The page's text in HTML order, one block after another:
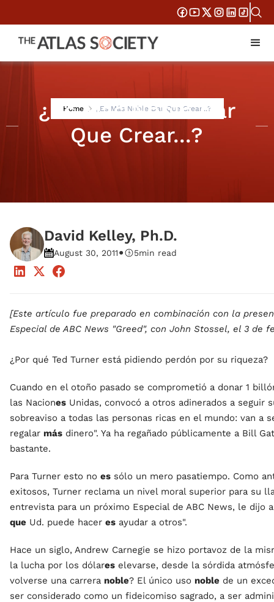
Home ¿Es Más Noble Dar Que Crear...?
¿Es Más Noble Dar
Que Crear...?
David Kelley, Ph.D.
August 30, 2011• 5min read
[Este artículo fue preparado en combinación con la
Especial de ABC News "Greed", con John Stossel, el 3 de
¿Por qué Ted Turner está pidiendo perdón por su riqueza?
Cuando en el otoño pasado se comprometió a donar 1
las Naciones Unidas, convocó a otros adinerados a seguir
sobreaviso a todas las personas ricas en el mundo: van a
regalar más dinero". Ya ha regañado públicamente a Bill Gat
bastante.
Para Turner esto no es sólo un mero pasatiempo. Como
exitosos, Turner reclama un nivel moral superior para su
entrevista para un próximo Especial de ABC News, le dijo
que Ud. puede hacer es ayudar a otros".
Hace un siglo, Andrew Carnegie se hizo portavoz de la
la lucha por los dólares elevarse, desde la sórdida
volverse una carrera noble? El único uso noble de un
ser considerado como un fideicomiso sagrado, a ser